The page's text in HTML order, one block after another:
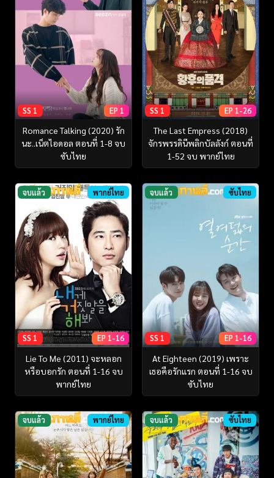
SS 1 EP 1
Romance Talking (2020) รัก
นะ..เน็ตไอดอล ตอนที่ 1-8 จบ
ซับไทย
SS 1 EP 1-26
The Last Empress (2018)
จักรพรรดินีพลิกบัลลังก์ ตอนที่
1-52 จบ พากย์ไทย
จบแล้ว พากย์ไทย
SS 1 EP 1-16
Lie To Me (2011) จะหลอก
หรือบอกรัก ตอนที่ 1-16 จบ
พากย์ไทย
จบแล้ว ซับไทย
SS 1 EP 1-16
At Eighteen (2019) เพราะ
เธอคือรักแรก ตอนที่ 1-16 จบ
ซับไทย
จบแล้ว พากย์ไทย จบแล้ว ซับไทย